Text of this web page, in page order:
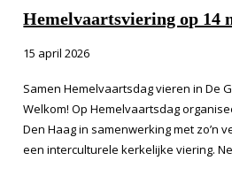
Hemelvaartsviering op 14
15 april 2026
Samen Hemelvaartsdag vieren in De
Welkom! Op Hemelvaartsdag
Den Haag in samenwerking met zo’n
een interculturele kerkelijke viering.